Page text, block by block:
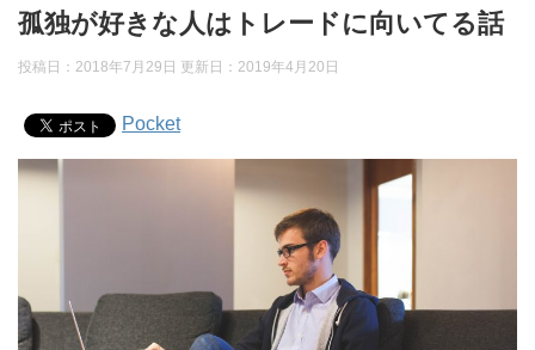
孤独が好きな人はトレードに向いてる話
投稿日：2018年7月29日 更新日： 2019年4月20日
Pocket